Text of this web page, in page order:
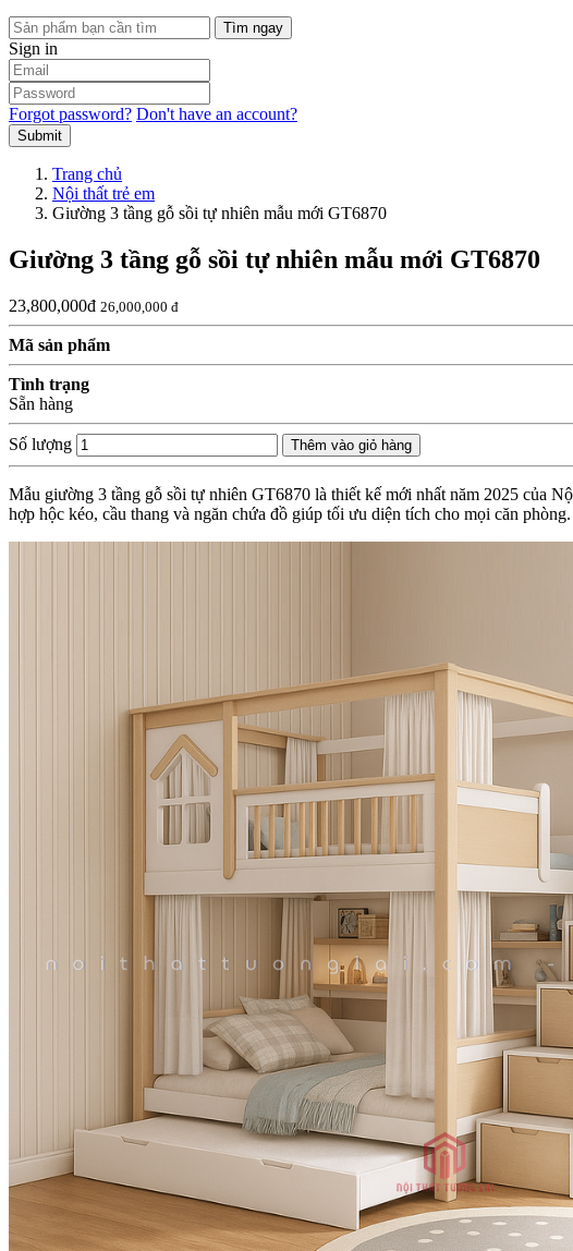
Tìm ngay
Sign in
Forgot password? Don't have an account?
Submit
Trang chủ
Nội thất trẻ em
Giường 3 tầng gỗ sồi tự nhiên mẫu mới GT6870
Giường 3 tầng gỗ sồi tự nhiên mẫu mới GT6870
23,800,000đ 26,000,000 đ
Mã sản phẩm
Tình trạng
Sẵn hàng
Số lượng Thêm vào giỏ hàng
Mẫu giường 3 tầng gỗ sồi tự nhiên GT6870 là thiết kế mới nhất năm 2025 của
hợp hộc kéo, cầu thang và ngăn chứa đồ giúp tối ưu diện tích cho mọi căn phòng.